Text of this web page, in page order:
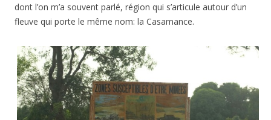
dont l’on m’a souvent parlé, région qui s’articule autour d’un
fleuve qui porte le même nom: la Casamance.